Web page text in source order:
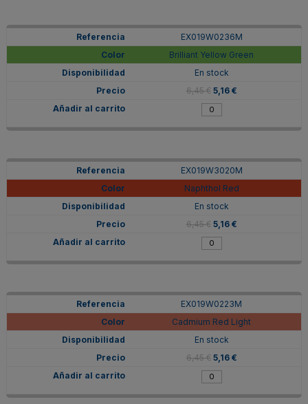
EX019W0236M
Brilliant Yellow Green
En stock
6,45 € 5,16 €
EX019W3020M
Naphthol Red
En stock
6,45 € 5,16 €
EX019W0223M
Cadmium Red Light
En stock
6,45 € 5,16 €